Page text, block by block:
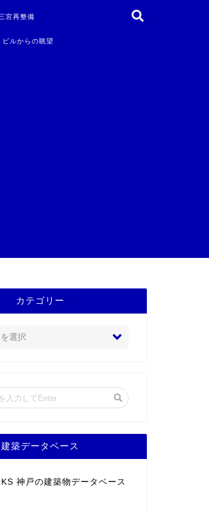
宮再整備
ビルからの眺望
カテゴリー
建築データベース
神戸の建築物データベース